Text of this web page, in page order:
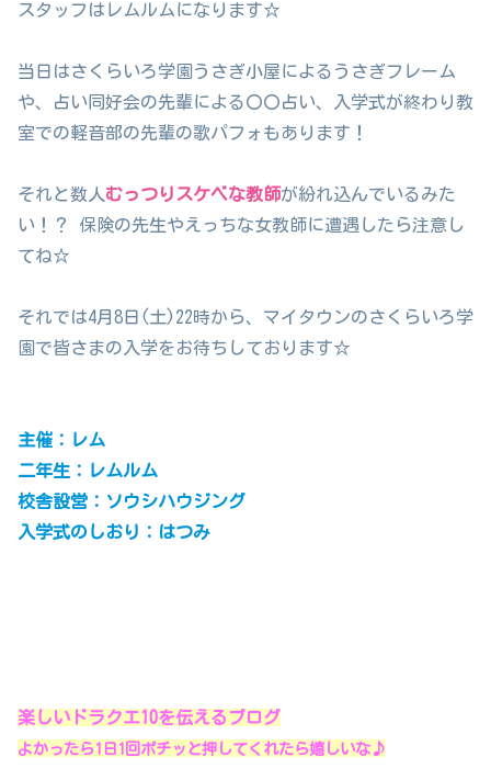
スタッフはレムルムになります☆
当日はさくらいろ学園うさぎ小屋によるうさぎフレーム
や、占い同好会の先輩による〇〇占い、入学式が終わり教
室での軽音部の先輩の歌パフォもあります！
それと数人 むっつりスケベな教師が紛れ込んでいるみた
い！？ 保険の先生やえっちな女教師に遭遇したら注意し
てね☆
それでは4月8日(土)22時から、マイタウンのさくらいろ学
園で皆さまの入学をお待ちしております☆
主催：レム
二年生：レムルム
校舎設営：ソウシハウジング
入学式のしおり：はつみ
楽しいドラクエ10を伝えるブログ
よかったら1日1回ポチッと押してくれたら嬉しいな♪